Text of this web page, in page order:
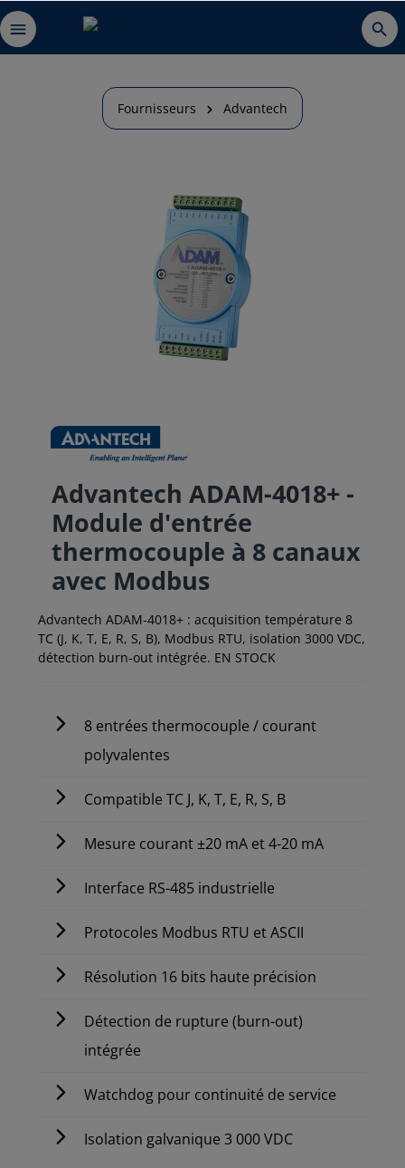
Fournisseurs Advantech
Advantech ADAM-4018+ -
Module d'entrée
thermocouple à 8 canaux
avec Modbus
Advantech ADAM-4018+ : acquisition température 8
TC (J, K, T, E, R, S, B), Modbus RTU, isolation 3000 VDC,
détection burn-out intégrée. EN STOCK
8 entrées thermocouple / courant
polyvalentes
Compatible TC J, K, T, E, R, S, B
Mesure courant ±20 mA et 4-20 mA
Interface RS-485 industrielle
Protocoles Modbus RTU et ASCII
Résolution 16 bits haute précision
Détection de rupture (burn-out)
intégrée
Watchdog pour continuité de service
Isolation galvanique 3 000 VDC